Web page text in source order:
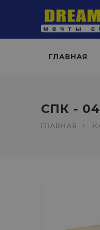
ГЛАВНАЯ
СПК -
ГЛАВНАЯ